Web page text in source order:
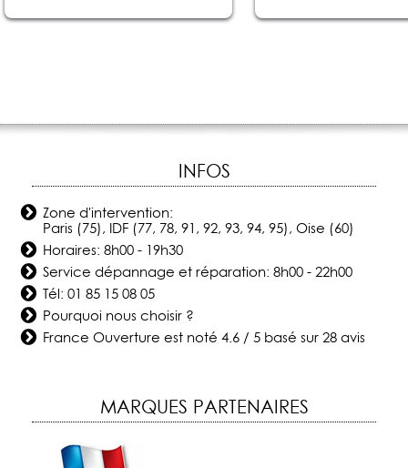
INFOS
Zone d'intervention:
Paris (75), IDF (77, 78, 91, 92, 93, 94, 95), Oise (60)
Horaires: 8h00 - 19h30
Service dépannage et réparation: 8h00 - 22h00
Tél:01 85 15 08 05
Pourquoi nous choisir ?
France Ouverture est noté4.6 /5 basé sur28avis
MARQUES PARTENAIRES